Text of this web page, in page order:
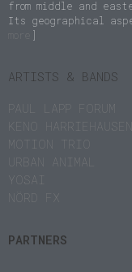
from middle and
Its geographical
]
ARTISTS & BANDS
PAUL LAPP FORUM
KENO
MOTION TRIO
URBAN ANIMAL
YOSAI
NÖRD FX
PARTNERS